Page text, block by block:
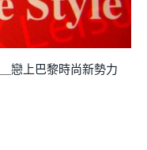
戀上巴黎時尚新勢力